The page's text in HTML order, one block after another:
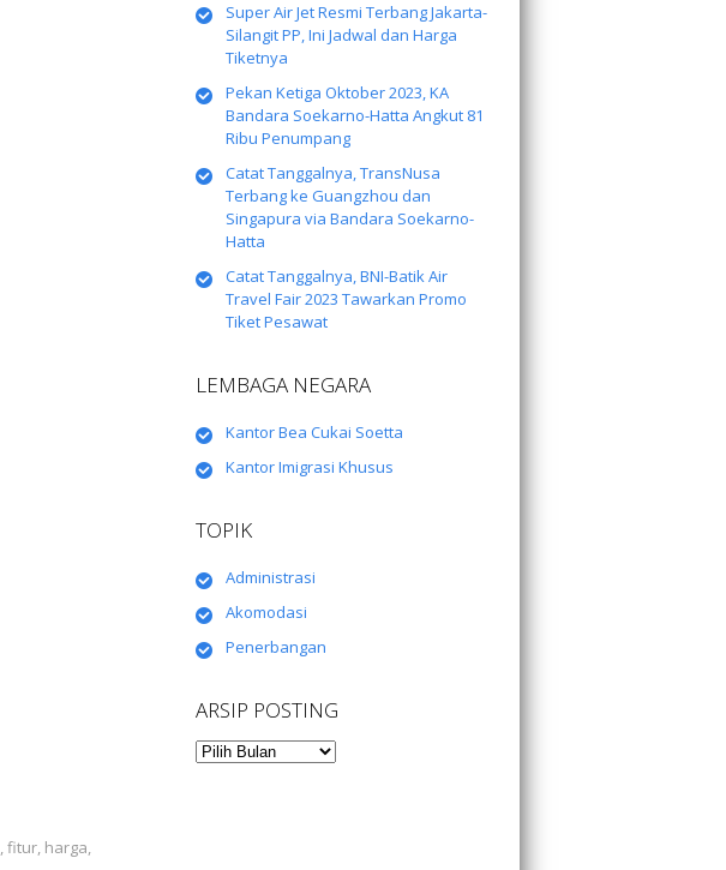
,fitur, harga,
Super Air Jet Resmi Terbang Jakarta-
Silangit PP, Ini Jadwal dan Harga
Tiketnya
Pekan Ketiga Oktober 2023, KA
Bandara Soekarno-Hatta Angkut 81
Ribu Penumpang
Catat Tanggalnya, TransNusa
Terbang ke Guangzhou dan
Singapura via Bandara Soekarno-
Hatta
Catat Tanggalnya, BNI-Batik Air
Travel Fair 2023 Tawarkan Promo
Tiket Pesawat
LEMBAGA NEGARA
Kantor Bea Cukai Soetta
Kantor Imigrasi Khusus
TOPIK
Administrasi
Akomodasi
Penerbangan
ARSIP POSTING
Arsip
Posting